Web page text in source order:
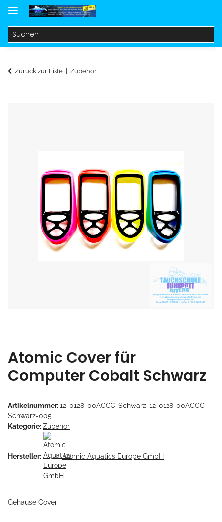
Zurück zur Liste Zubehör
Atomic Cover für
Computer Cobalt Schwarz
Artikelnummer:12-0128-00ACCC-Schwarz-12-0128-00ACCC-
Schwarz-005
Kategorie:Zubehör
Hersteller: Atomic Aquatics Europe GmbH
Gehäuse Cover